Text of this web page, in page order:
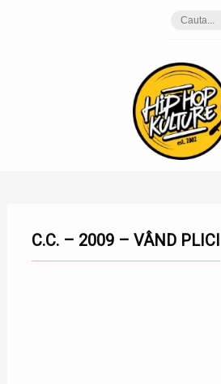
C.C. – 2009 – VÂND PLICI